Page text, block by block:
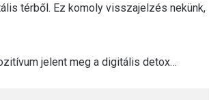
térből. Ez komoly visszajelzés nekünk,
jelent meg a digitális detox…